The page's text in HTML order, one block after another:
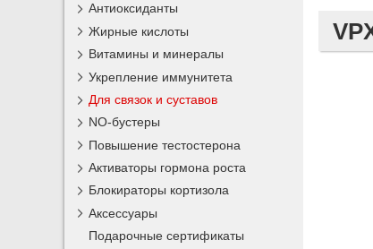
Антиоксиданты
Жирные кислоты
Витамины и минералы
Укрепление иммунитета
Для связок и суставов
NO-бустеры
Повышение тестостерона
Активаторы гормона роста
Блокираторы кортизола
Аксессуары
Подарочные сертификаты